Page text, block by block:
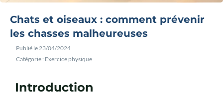
Chats et oiseaux : comment prévenir
les chasses malheureuses
Publié le23/04/2024
Catégorie : Exercice physique
Introduction